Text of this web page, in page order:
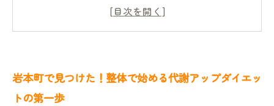
代謝改善で脂肪燃焼効率アップ！岩本町の整
無理なく続ける岩本町整体ダイエットの効果
的な実践方法と体験談
岩本町で見つけた！整体で始める代謝アップダイエッ
トの第一歩